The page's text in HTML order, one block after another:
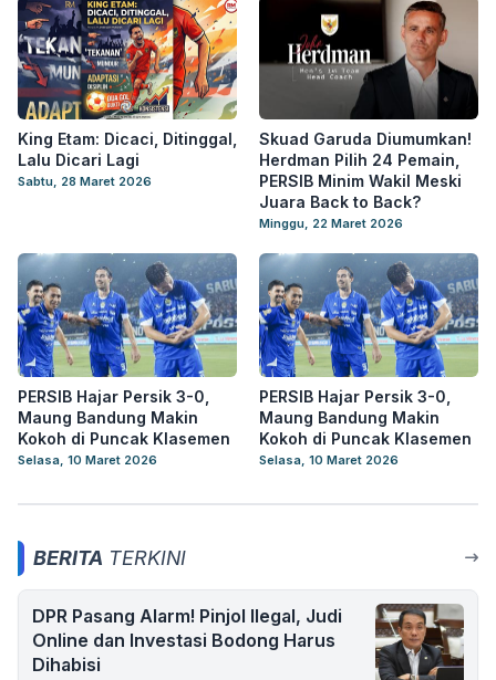
King Etam: Dicaci, Ditinggal,
Lalu Dicari Lagi
Sabtu, 28 Maret 2026
Skuad Garuda Diumumkan!
Herdman Pilih 24 Pemain,
PERSIB Minim Wakil Meski
Juara Back to Back?
Minggu, 22 Maret 2026
PERSIB Hajar Persik 3-0,
Maung Bandung Makin
Kokoh di Puncak Klasemen
Selasa, 10 Maret 2026
PERSIB Hajar Persik 3-0,
Maung Bandung Makin
Kokoh di Puncak Klasemen
Selasa, 10 Maret 2026
BERITA TERKINI
DPR Pasang Alarm! Pinjol Ilegal, Judi
Online dan Investasi Bodong Harus
Dihabisi